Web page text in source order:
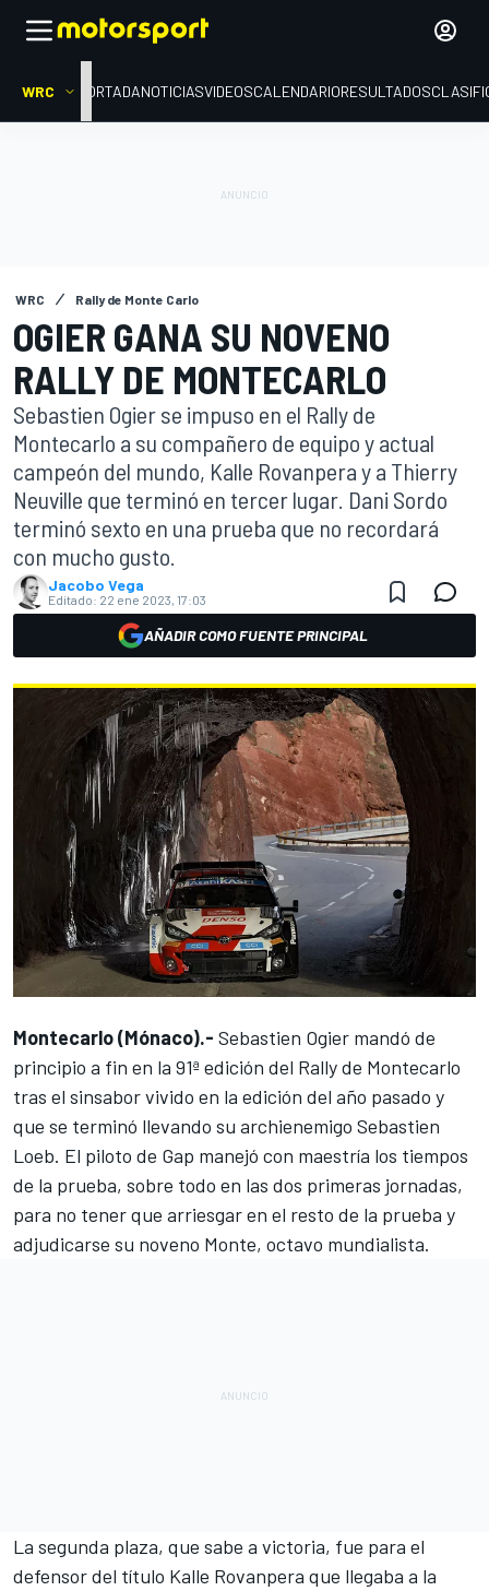
WRC PORTADANOTICIASVIDEOSCALENDARIORESULTADOS
WRC Rally de Monte Carlo
OGIER GANA SU NOVENO
RALLY DE MONTECARLO
Sebastien Ogier se impuso en el Rally de
Montecarlo a su compañero de equipo y actual
campeón del mundo, Kalle Rovanpera y a Thierry
Neuville que terminó en tercer lugar. Dani Sordo
terminó sexto en una prueba que no recordará
con mucho gusto.
Jacobo Vega
Editado: 22 ene 2023, 17:03
AÑADIR COMO FUENTE PRINCIPAL
Montecarlo (Mónaco).- Sebastien Ogier mandó de
principio a fin en la 91ª edición del Rally de Montecarlo
tras el sinsabor vivido en la edición del año pasado y
que se terminó llevando su archienemigo Sebastien
Loeb. El piloto de Gap manejó con maestría los tiempos
de la prueba, sobre todo en las dos primeras jornadas,
para no tener que arriesgar en el resto de la prueba y
adjudicarse su noveno Monte, octavo mundialista.
La segunda plaza, que sabe a victoria, fue para el
defensor del título Kalle Rovanpera que llegaba a la